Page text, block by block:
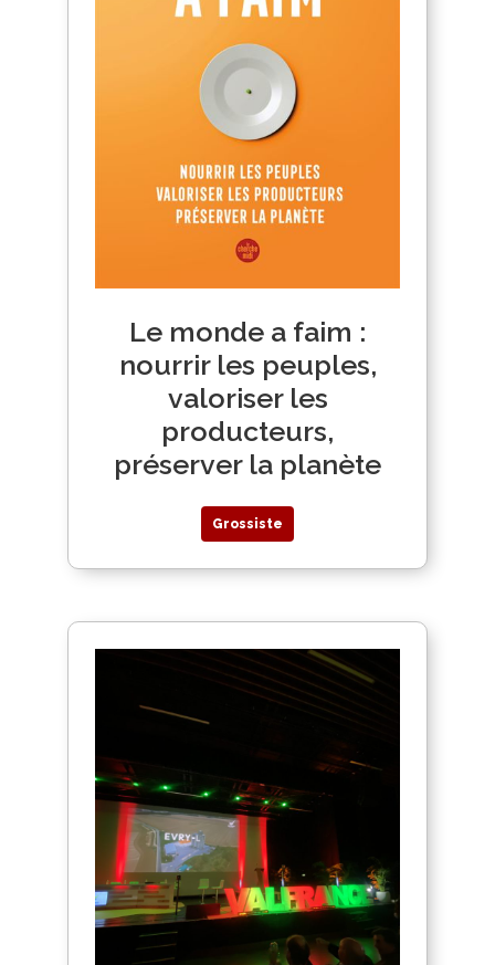
Le monde a faim :
nourrir les peuples,
valoriser les
producteurs,
préserver la planète
Grossiste